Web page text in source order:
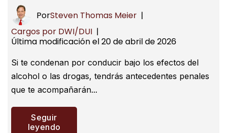
PorSteven Thomas Meier |
Cargos por DWI/DUI |
Última modificación el 20 de abril de 2026
Si te condenan por conducir bajo los efectos del
alcohol o las drogas, tendrás antecedentes penales
que te acompañarán...
Seguir
leyendo